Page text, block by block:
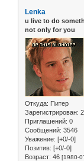
Lenka
u live to do
not only for you
Откуда: Питер
Зарегистрирован:
Приглашений: 0
Сообщений: 3546
Уважение: [+0/-0]
Позитив: [+0/-0]
Возраст: 46 [1980-